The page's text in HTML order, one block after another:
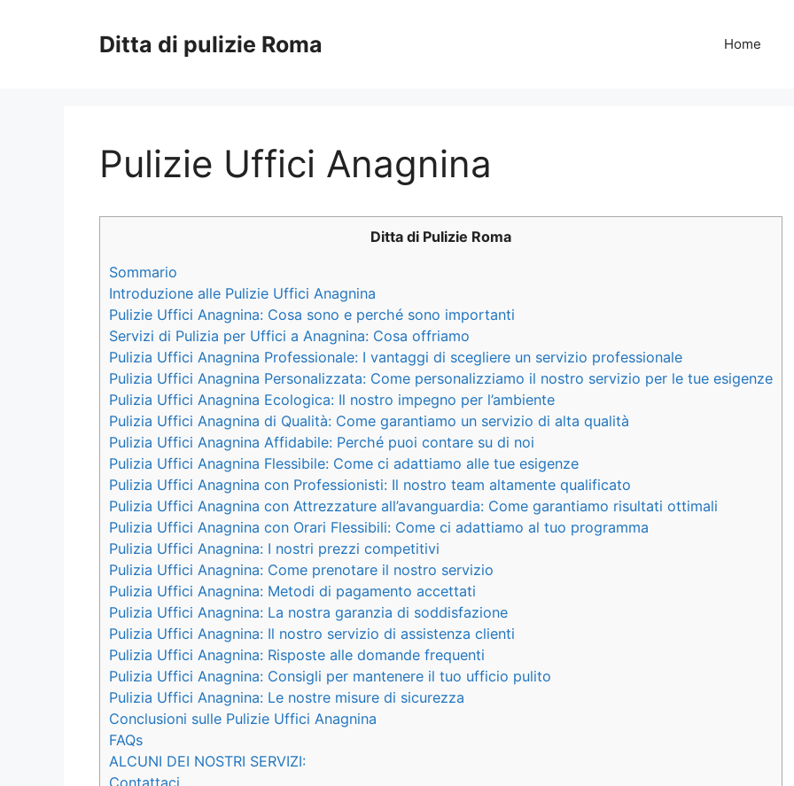
Ditta di pulizie Roma Home
Pulizie Uffici Anagnina
Ditta di Pulizie Roma
Sommario
Introduzione alle Pulizie Uffici Anagnina
Pulizie Uffici Anagnina: Cosa sono e perché sono importanti
Servizi di Pulizia per Uffici a Anagnina: Cosa offriamo
Pulizia Uffici Anagnina Professionale: I vantaggi di scegliere un servizio professionale
Pulizia Uffici Anagnina Personalizzata: Come personalizziamo il nostro servizio per le tue esigenze
Pulizia Uffici Anagnina Ecologica: Il nostro impegno per l’ambiente
Pulizia Uffici Anagnina di Qualità: Come garantiamo un servizio di alta qualità
Pulizia Uffici Anagnina Affidabile: Perché puoi contare su di noi
Pulizia Uffici Anagnina Flessibile: Come ci adattiamo alle tue esigenze
Pulizia Uffici Anagnina con Professionisti: Il nostro team altamente qualificato
Pulizia Uffici Anagnina con Attrezzature all’avanguardia: Come garantiamo risultati ottimali
Pulizia Uffici Anagnina con Orari Flessibili: Come ci adattiamo al tuo programma
Pulizia Uffici Anagnina: I nostri prezzi competitivi
Pulizia Uffici Anagnina: Come prenotare il nostro servizio
Pulizia Uffici Anagnina: Metodi di pagamento accettati
Pulizia Uffici Anagnina: La nostra garanzia di soddisfazione
Pulizia Uffici Anagnina: Il nostro servizio di assistenza clienti
Pulizia Uffici Anagnina: Risposte alle domande frequenti
Pulizia Uffici Anagnina: Consigli per mantenere il tuo ufficio pulito
Pulizia Uffici Anagnina: Le nostre misure di sicurezza
Conclusioni sulle Pulizie Uffici Anagnina
FAQs
ALCUNI DEI NOSTRI SERVIZI: